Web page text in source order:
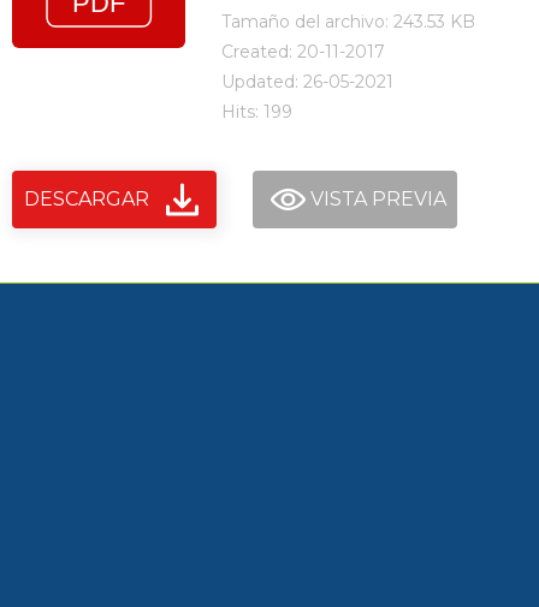
Tamaño del archivo: 243.53 KB
Created: 20-11-2017
Updated: 26-05-2021
Hits: 199
DESCARGAR VISTA PREVIA